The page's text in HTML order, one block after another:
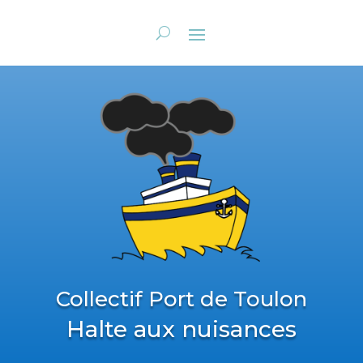
Collectif Port de Toulon
Halte aux nuisances